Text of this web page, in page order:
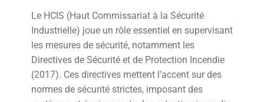
Le HCIS (Haut Commissariat à la Sécurité
Industrielle) joue un rôle essentiel en supervisant
les mesures de sécurité, notamment les
Directives de Sécurité et de Protection Incendie
(2017). Ces directives mettent l'accent sur des
normes de sécurité strictes, imposant des